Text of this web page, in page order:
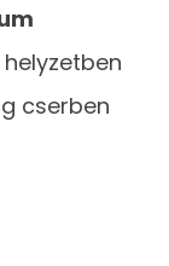
cserben